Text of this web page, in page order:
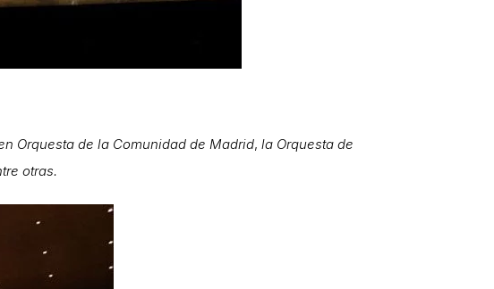
Orquesta de la Comunidad de Madrid, la Orquesta de
otras.